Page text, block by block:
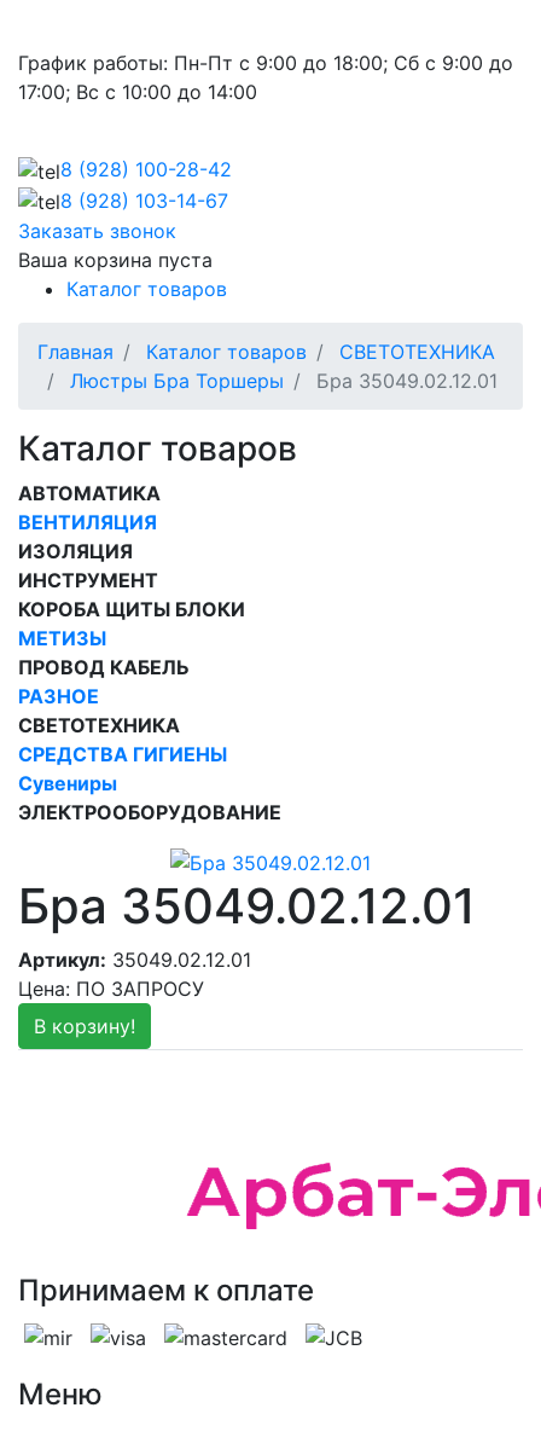
График работы: Пн-Пт с 9:00 до 18:00; Сб с 9:00 до
17:00; Вс с 10:00 до 14:00
8 (928) 100-28-42
8 (928) 103-14-67
Заказать звонок
Ваша корзина пуста
Каталог товаров
Главная Каталог товаров
СВЕТОТЕХНИКА
Люстры Бра Торшеры
Бра 35049.02.12.01
Каталог товаров
АВТОМАТИКА
ВЕНТИЛЯЦИЯ
ИЗОЛЯЦИЯ
ИНСТРУМЕНТ
КОРОБА ЩИТЫ БЛОКИ
МЕТИЗЫ
ПРОВОД КАБЕЛЬ
РАЗНОЕ
СВЕТОТЕХНИКА
СРЕДСТВА ГИГИЕНЫ
Сувениры
ЭЛЕКТРООБОРУДОВАНИЕ
Бра 35049.02.12.01
Артикул: 35049.02.12.01
Цена: ПО ЗАПРОСУ
В корзину!
Принимаем к оплате
Меню